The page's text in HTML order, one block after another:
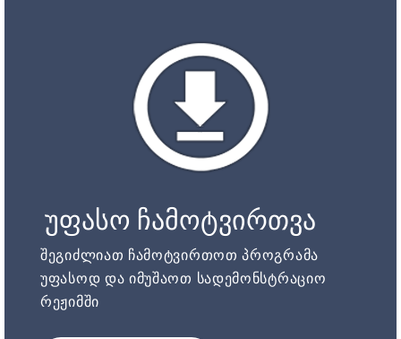
უფასო ჩამოტვირთვა
შეგიძლიათ ჩამოტვირთოთ პროგრამა
უფასოდ და იმუშაოთ სადემონსტრაციო
რეჟიმში